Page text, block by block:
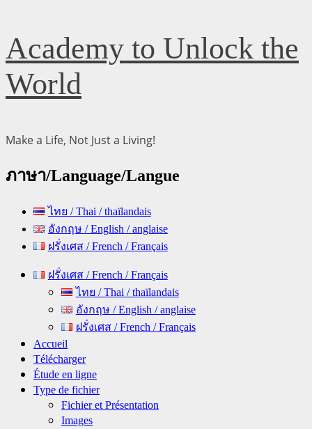
Skip
to
content
Academy to Unlock the
World
Make a Life, Not Just a Living!
ภาษา/Language/Langue
ไทย / Thai / thaïlandais
อังกฤษ / English / anglaise
ฝรั่งเศส / French / Français
Primary ฝรั่งเศส / French / Français
ไทย / Thai / thaïlandais
อังกฤษ / English / anglaise
ฝรั่งเศส / French / Français
Accueil
Télécharger
Étude en ligne
Type de fichier
Fichier et Présentation
Images